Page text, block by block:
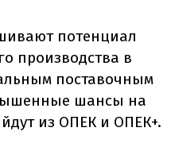
потенциал
производства в
поставочным
шансы на
из ОПЕК и ОПЕК+.